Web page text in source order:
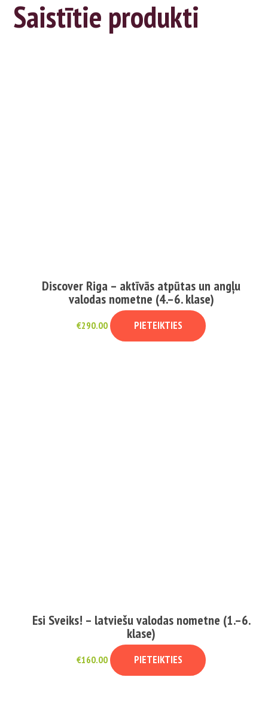
Saistītie produkti
Discover Riga – aktīvās atpūtas un angļu
valodas nometne (4.–6. klase)
€290.00 PIETEIKTIES
Esi Sveiks! – latviešu valodas nometne (1.–6.
klase)
€160.00 PIETEIKTIES